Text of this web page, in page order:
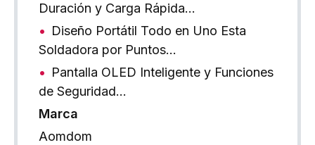
Duración y Carga Rápida…
Diseño Portátil Todo en Uno Esta
Soldadora por Puntos…
Pantalla OLED Inteligente y Funciones
de Seguridad…
Marca
Aomdom